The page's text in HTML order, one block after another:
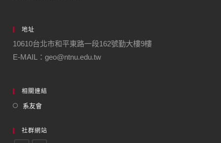
地址
10610台北市和平東路一段162號勤大樓9樓
E-MAIL：geo@ntnu.edu.tw
相關連結
系友會
社群網站